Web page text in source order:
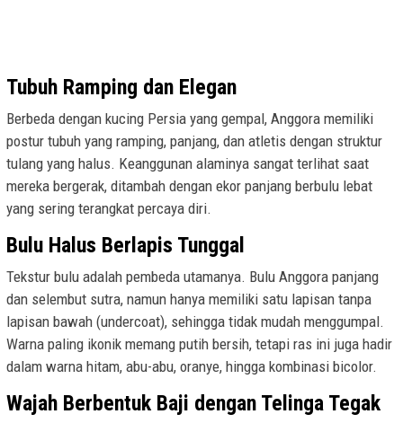
Tubuh Ramping dan Elegan
Berbeda dengan kucing Persia yang gempal, Anggora memiliki
postur tubuh yang ramping, panjang, dan atletis dengan struktur
tulang yang halus. Keanggunan alaminya sangat terlihat saat
mereka bergerak, ditambah dengan ekor panjang berbulu lebat
yang sering terangkat percaya diri.
Bulu Halus Berlapis Tunggal
Tekstur bulu adalah pembeda utamanya. Bulu Anggora panjang
dan selembut sutra, namun hanya memiliki satu lapisan tanpa
lapisan bawah (undercoat), sehingga tidak mudah menggumpal.
Warna paling ikonik memang putih bersih, tetapi ras ini juga hadir
dalam warna hitam, abu-abu, oranye, hingga kombinasi bicolor.
Wajah Berbentuk Baji dengan Telinga Tegak